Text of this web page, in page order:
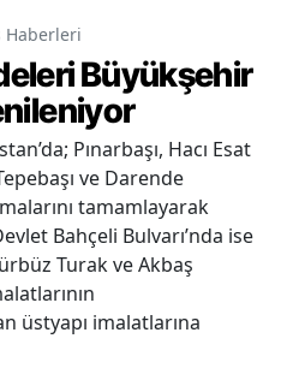
Haberleri
Büyükşehir
Pınarbaşı, Hacı Esat
ve Darende
tamamlayarak
Bahçeli Bulvarı’nda ise
Turak ve Akbaş
üstyapı imalatlarına